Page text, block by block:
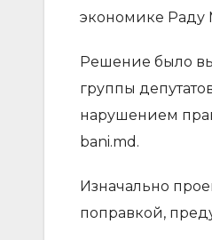
экономике Раду
Решение было
группы
нарушением
bani.md.
Изначально
поправкой,